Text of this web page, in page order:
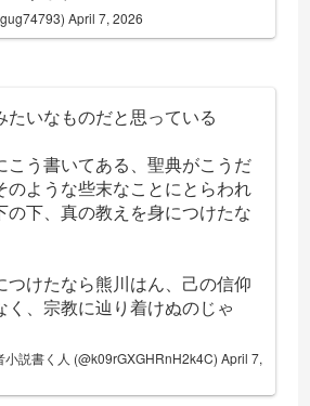
April 7, 2026
たいなものだと思っている
こう書いてある、聖典がこうだ
のような些末なことにとらわれ
の下、真の教えを身につけたな
つけたなら熊川はん、己の信仰
く、宗教に辿り着けぬのじゃ
説書く人 (@k09rGXGHRnH2k4C)April 7,